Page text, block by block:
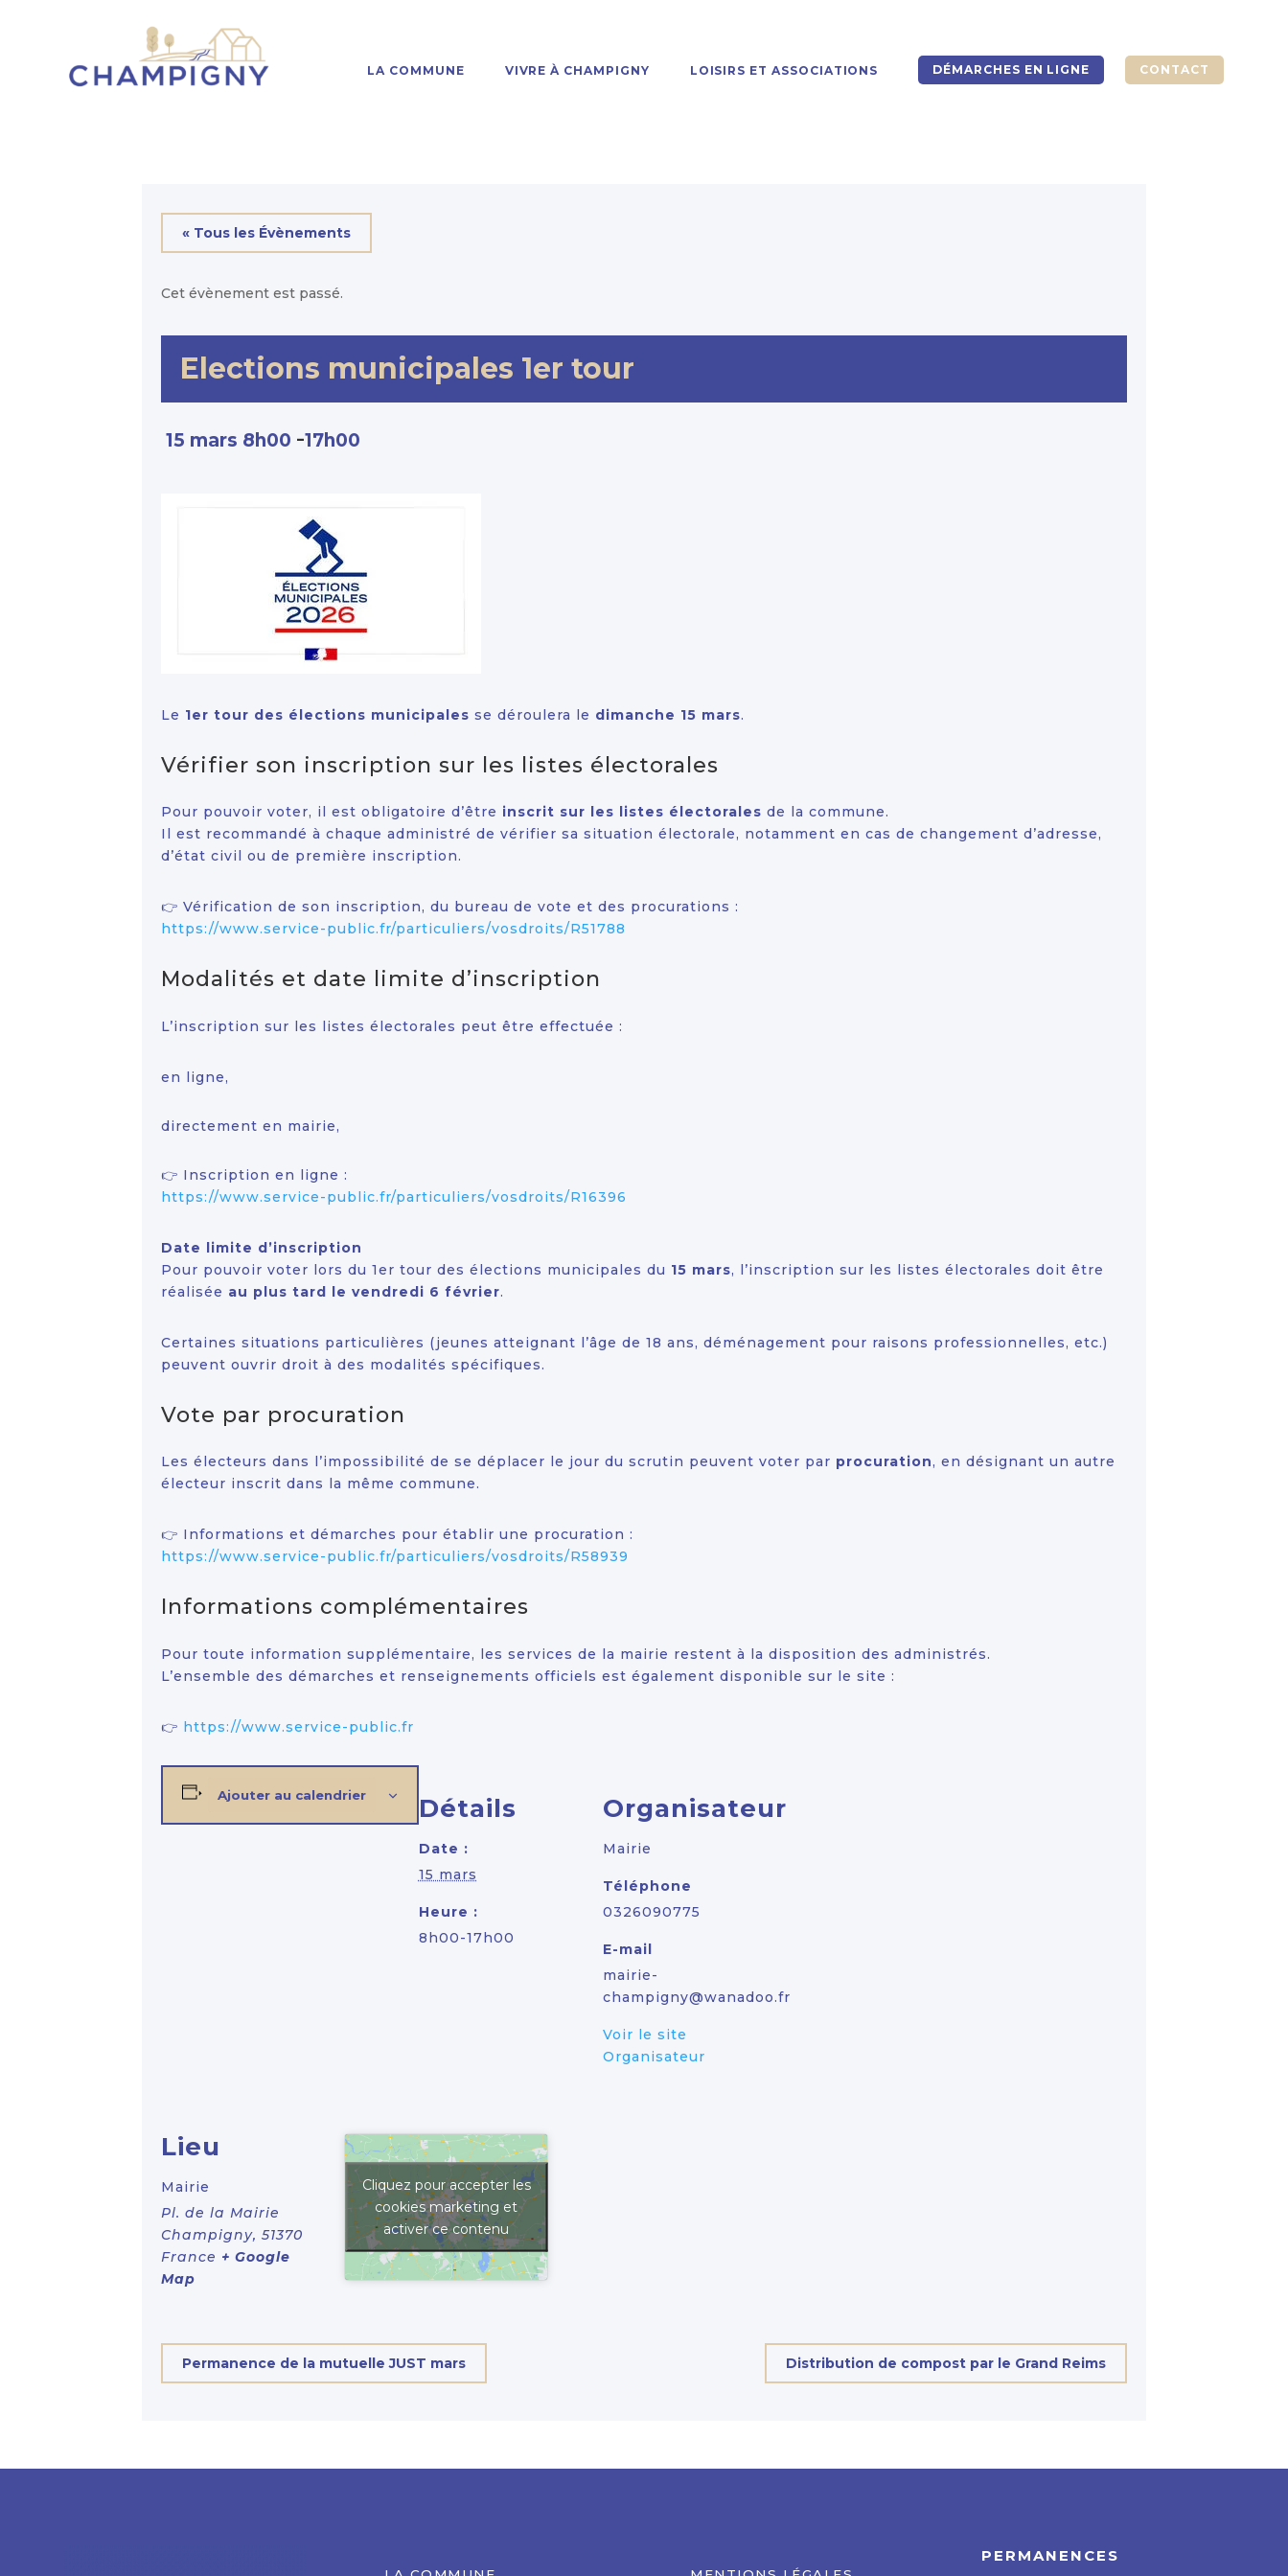
LA COMMUNE VIVRE À CHAMPIGNY LOISIRS ET ASSOCIATIONS DÉMARCHES EN LIGNE CONTACT
« Tous les Évènements
Cet évènement est passé.
Elections municipales 1er tour
15 mars 8h00 -17h00
Le 1er tour des élections municipales se déroulera le dimanche 15 mars.
Vérifier son inscription sur les listes électorales
Pour pouvoir voter, il est obligatoire d’être inscrit sur les listes électorales de la commune.
Il est recommandé à chaque administré de vérifier sa situation électorale, notamment en cas de changement d’adresse,
d’état civil ou de première inscription.
👉 Vérification de son inscription, du bureau de vote et des procurations :
https://www.service-public.fr/particuliers/vosdroits/R51788
Modalités et date limite d’inscription
L’inscription sur les listes électorales peut être effectuée :
en ligne,
directement en mairie,
👉 Inscription en ligne :
https://www.service-public.fr/particuliers/vosdroits/R16396
Date limite d’inscription
Pour pouvoir voter lors du 1er tour des élections municipales du 15 mars, l’inscription sur les listes électorales doit être
réalisée au plus tard le vendredi 6 février.
Certaines situations particulières (jeunes atteignant l’âge de 18 ans, déménagement pour raisons professionnelles, etc.)
peuvent ouvrir droit à des modalités spécifiques.
Vote par procuration
Les électeurs dans l’impossibilité de se déplacer le jour du scrutin peuvent voter par procuration, en désignant un autre
électeur inscrit dans la même commune.
👉 Informations et démarches pour établir une procuration :
https://www.service-public.fr/particuliers/vosdroits/R58939
Informations complémentaires
Pour toute information supplémentaire, les services de la mairie restent à la disposition des administrés.
L’ensemble des démarches et renseignements officiels est également disponible sur le site :
👉 https://www.service-public.fr
Ajouter au calendrier Détails
Date :
15 mars
Heure :
8h00-17h00
Organisateur
Mairie
Téléphone
0326090775
E-mail
mairie-
champigny@wanadoo.fr
Voir le site
Organisateur
Lieu
Mairie
Pl. de la Mairie
Champigny, 51370
France + Google
Map
Cliquez pour accepter les
cookies marketing et
activer ce contenu
Permanence de la mutuelle JUST mars Distribution de compost par le Grand Reims
PERMANENCES